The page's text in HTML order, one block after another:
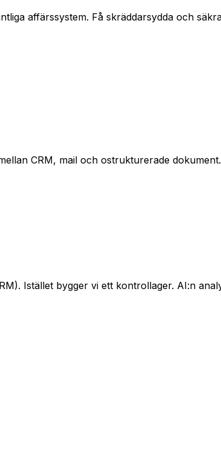
affärssystem. Få skräddarsydda och
CRM, mail och ostrukturerade dokument.
Istället bygger vi ett kontrollager. AI:n